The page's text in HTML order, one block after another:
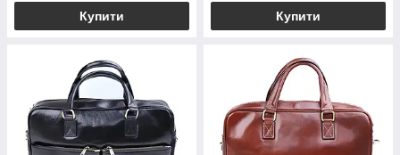
Купити Купити